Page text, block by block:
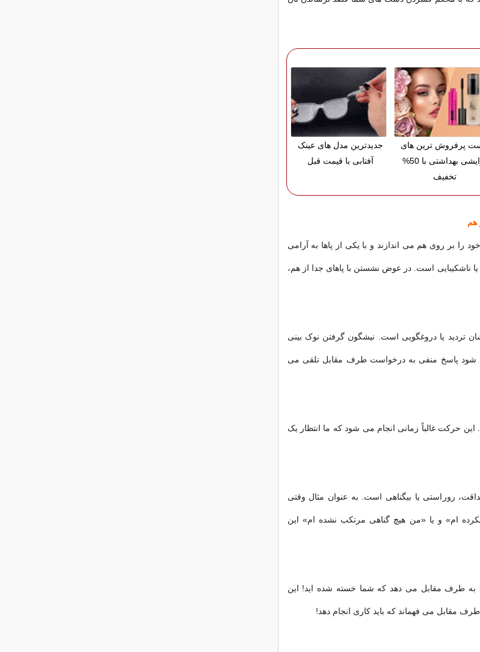
پرفروش ترین های
آرایشی بهداشتی با 50%
تخفیف
جدیدترین مدل های عینک
آفتابی با قیمت قبل
را بر روی هم می اندازند و با یکی از پاها به آرامی
ناشکیبایی است. در عوض نشستن با پاهای جدا از هم،
تردید یا دروغگویی است. نیشگون گرفتن نوک بینی
شود پاسخ منفی به درخواست طرف مقابل تلقی می
حرکت غالباً زمانی انجام می شود که ما انتظار یک
روراستی یا بیگناهی است. به عنوان مثال وقتی
ام» و یا «من هیچ گناهی مرتکب نشده ام» این
به طرف مقابل می دهد که شما خسته شده اید! این
مقابل می فهماند که باید کاری انجام دهد!